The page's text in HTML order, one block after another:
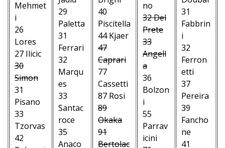
Mehmet
i
26
Lores
27 Ilicic
30
Simon
31
Pisano
33
Tzorvas
42
29
Paletta
31
Ferrari
32
Marqu
es
33
Santac
roce
35
Anaco
40
Piscitella
44 Kjaer
47
Caprari
77
Cassetti
87 Rosi
89
Okaka
91
Bertolac
no
32 Del
Prete
33
Angell
a
36
Bolzon
i
55
Parrav
icini
31
Fabbrin
i
32
Ferron
etti
37
Pereira
39
Fancho
ne
41